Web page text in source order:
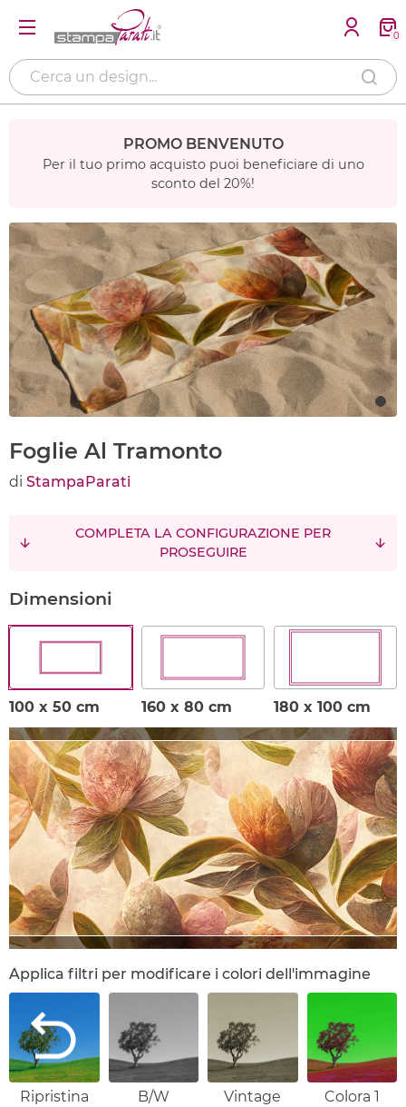
0
PROMO BENVENUTO
Per il tuo primo acquisto puoi beneficiare di uno
sconto del 20%!
Foglie Al Tramonto
di StampaParati
COMPLETA LA CONFIGURAZIONE PER
PROSEGUIRE
Dimensioni
100 x 50 cm 160 x 80 cm 180 x 100 cm
Applica filtri per modificare i colori dell'immagine
Ripristina B/W Vintage Colora 1